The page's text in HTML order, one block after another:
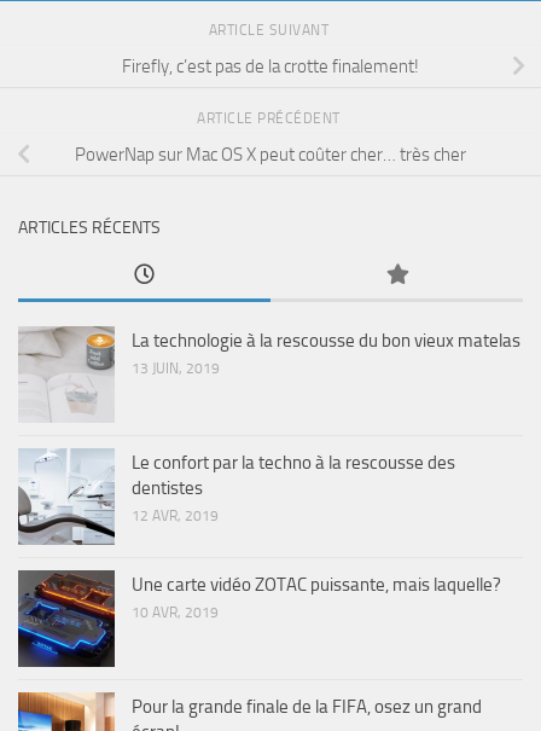
ARTICLE SUIVANT
Firefly, c’est pas de la crotte finalement!
ARTICLE PRÉCÉDENT
PowerNap sur Mac OS X peut coûter cher… très cher
ARTICLES RÉCENTS
La technologie à la rescousse du bon vieux matelas
13 JUIN, 2019
Le confort par la techno à la rescousse des
dentistes
12 AVR, 2019
Une carte vidéo ZOTAC puissante, mais laquelle?
10 AVR, 2019
Pour la grande finale de la FIFA, osez un grand